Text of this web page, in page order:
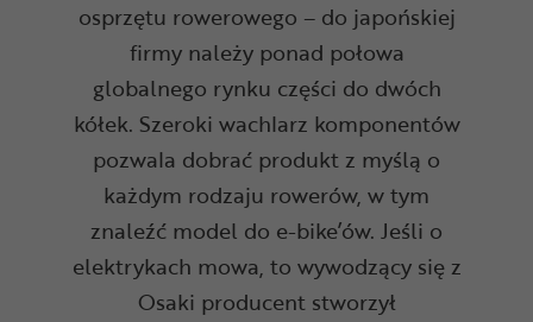
osprzętu rowerowego – do japońskiej
firmy należy ponad połowa
globalnego rynku części do dwóch
kółek. Szeroki wachlarz komponentów
pozwala dobrać produkt z myślą o
każdym rodzaju rowerów, w tym
znaleźć model do e-bike’ów. Jeśli o
elektrykach mowa, to wywodzący się z
Osaki producent stworzył